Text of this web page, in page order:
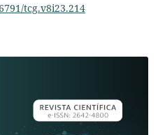
tcg.v8i23.214